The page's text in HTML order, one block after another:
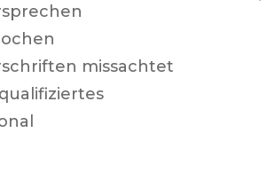
missachtet